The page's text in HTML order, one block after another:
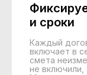
и сроки
Каждый
включает в
смета
не включили,